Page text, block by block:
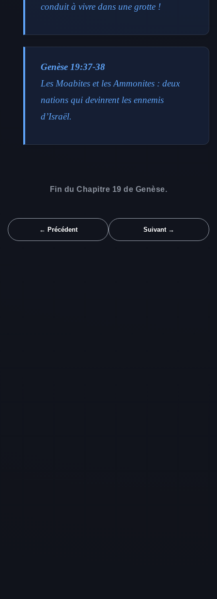
conduit à vivre dans une grotte !
Genèse 19:37-38
Les Moabites et les Ammonites : deux
nations qui devinrent les ennemis
d’Israël.
Fin du Chapitre 19 de Genèse.
← Précédent Suivant →